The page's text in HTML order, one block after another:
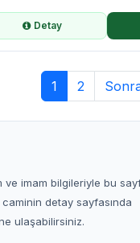
Detay
1 2
ve imam bilgileriyle bu
caminin detay sayfasında
ulaşabilirsiniz.